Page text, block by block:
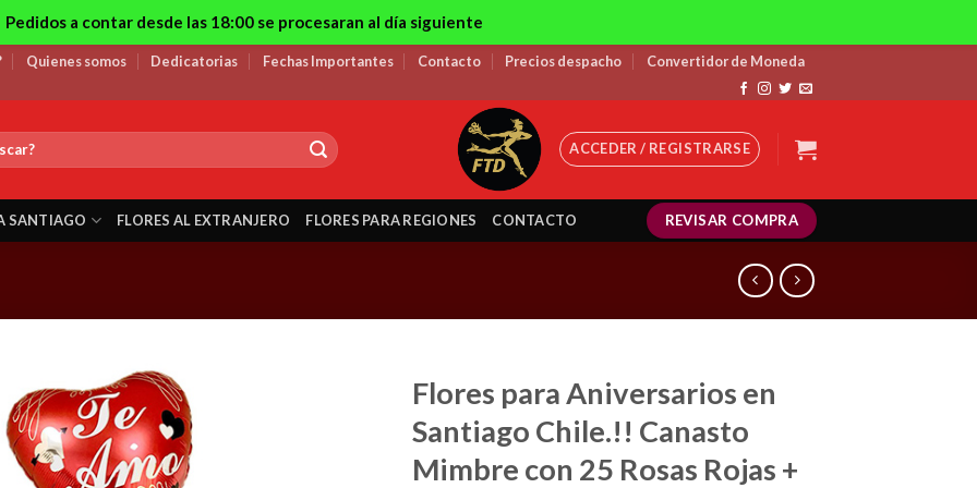
Quienes somos Dedicatorias Fechas Importantes Contacto Precios despacho Convertidor de Moneda
ACCEDER / REGISTRARSE
SANTIAGO FLORES AL EXTRANJERO FLORES PARA REGIONES CONTACTO REVISAR COMPRA
Flores para Aniversarios en
Santiago Chile.!! Canasto
Mimbre con 25 Rosas Rojas +
Pedidos a contar desde las 18:00 se procesaran al día siguiente